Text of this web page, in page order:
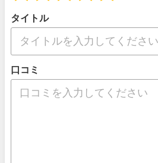
タイトル
口コミ